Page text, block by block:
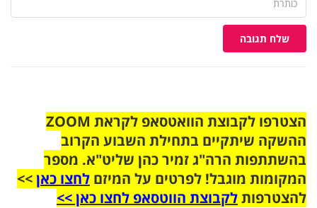
שלח תגובה
הצטרפו לקבוצת הוואטסאפ לקראת ZOOM
ההשקה שיתקיים בתחילת השבוע הקרוב
בהשתתפות הרה"ג זמיר כהן שליט"א. מספר
המקומות מוגבל! לפרטים על המיזם לחצו כאן>>
להצטרפותלקבוצת הווטסאפ לחצו כאן >>